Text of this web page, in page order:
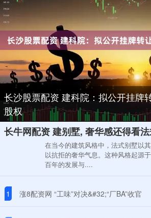
长沙股票配资 建科院：拟公开挂牌
股权
长牛网配资 建别墅, 奢华感还得看法
在当今的建筑风格中，法式别墅以
以抗拒的奢华气息。这种风格起源
百年的发展与....
1 涨8配资网 “工味”对决&#32;“厂BA”收官